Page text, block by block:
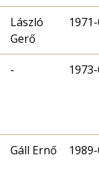
László
Gerő
-
Gáll Ernő